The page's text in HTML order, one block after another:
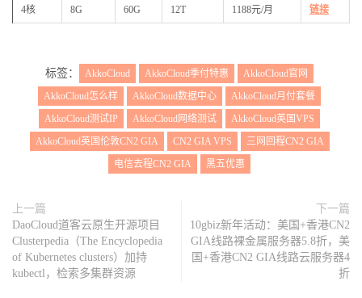
4核 8G 60G 12T 1188元/月 链接
标签： AkkoCloud AkkoCloud季付特惠
AkkoCloud官网
AkkoCloud怎么样
AkkoCloud数据中心
AkkoCloud月付套餐
AkkoCloud测试IP
AkkoCloud网络测试
AkkoCloud英国VPS
AkkoCloud英国伦敦CN2 GIA
CN2 GIA VPS
三网回程CN2 GIA
电信去程CN2 GIA
黑五优惠
上一篇
DaoCloud道客云原生开源项目
Clusterpedia（The Encyclopedia
of Kubernetes clusters）加持
kubectl，检索多集群资源
下一篇
10gbiz新年活动：美国+香港CN2
GIA线路裸金属服务器5.8折，美
国+香港CN2 GIA线路云服务器4
折